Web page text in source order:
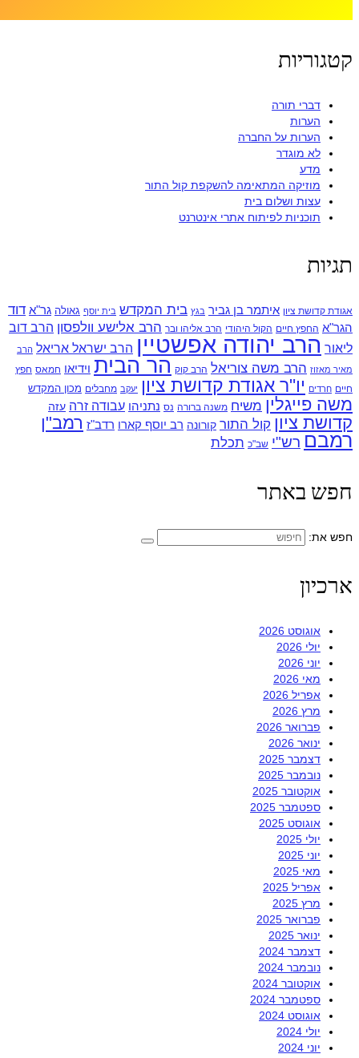
קטגוריות
דברי תורה
הערות
הערות על החברה
לא מוגדר
מדע
מוזיקה המתאימה להשקפת קול התור
עצות ושלום בית
תוכניות לפיתוח אתרי אינטרנט
תגיות
אגודת קדושת ציון איתמר בן גביר בגץ בית המקדש בית יוסף גאולה גר"א דוד
הגר"א החפץ חיים הקול היהודי הרב אליהו ובר הרב אלישע וולפסון הרב דוב
ליאור הרב יהודה אפשטיין הרב ישראל אריאל הרב
מאיר מאזוז הרב משה צוריאל הרב קוק הר הבית וידיאו חמאס חפץ
חיים חרדים יו"ר אגודת קדושת ציון יעקב מחבלים מכון המקדש
משה פייגלין משיח משנה ברורה נס נתניהו עבודה זרה עזה
קדושת ציון קול התור קורונה רב יוסף קארו רדב"ז רמב"ן
רמבם רש"י שב"כ תכלת
חפש באתר
חפש את:
ארכיון
אוגוסט 2026
יולי 2026
יוני 2026
מאי 2026
אפריל 2026
מרץ 2026
פברואר 2026
ינואר 2026
דצמבר 2025
נובמבר 2025
אוקטובר 2025
ספטמבר 2025
אוגוסט 2025
יולי 2025
יוני 2025
מאי 2025
אפריל 2025
מרץ 2025
פברואר 2025
ינואר 2025
דצמבר 2024
נובמבר 2024
אוקטובר 2024
ספטמבר 2024
אוגוסט 2024
יולי 2024
יוני 2024